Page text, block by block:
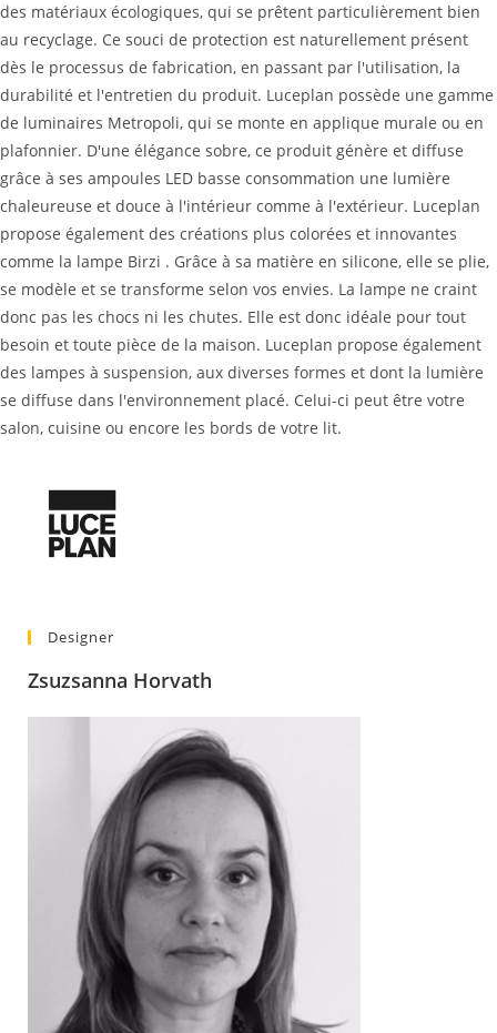
des matériaux écologiques, qui se prêtent particulièrement bien
au recyclage. Ce souci de protection est naturellement présent
dès le processus de fabrication, en passant par l'utilisation, la
durabilité et l'entretien du produit. Luceplan possède une gamme
de luminaires Metropoli, qui se monte en applique murale ou en
plafonnier. D'une élégance sobre, ce produit génère et diffuse
grâce à ses ampoules LED basse consommation une lumière
chaleureuse et douce à l'intérieur comme à l'extérieur. Luceplan
propose également des créations plus colorées et innovantes
comme la lampe Birzi . Grâce à sa matière en silicone, elle se plie,
se modèle et se transforme selon vos envies. La lampe ne craint
donc pas les chocs ni les chutes. Elle est donc idéale pour tout
besoin et toute pièce de la maison. Luceplan propose également
des lampes à suspension, aux diverses formes et dont la lumière
se diffuse dans l'environnement placé. Celui-ci peut être votre
salon, cuisine ou encore les bords de votre lit.
Designer
Zsuzsanna Horvath